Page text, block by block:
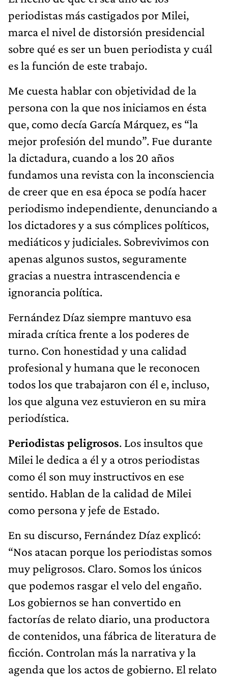
periodistas más castigados por Milei,
marca el nivel de distorsión presidencial
sobre qué es ser un buen periodista y cuál
es la función de este trabajo.
Me cuesta hablar con objetividad de la
persona con la que nos iniciamos en ésta
que, como decía García Márquez, es “la
mejor profesión del mundo”. Fue durante
la dictadura, cuando a los 20 años
fundamos una revista con la inconsciencia
de creer que en esa época se podía hacer
periodismo independiente, denunciando a
los dictadores y a sus cómplices políticos,
mediáticos y judiciales. Sobrevivimos con
apenas algunos sustos, seguramente
gracias a nuestra intrascendencia e
ignorancia política.
Fernández Díaz siempre mantuvo esa
mirada crítica frente a los poderes de
turno. Con honestidad y una calidad
profesional y humana que le reconocen
todos los que trabajaron con él e, incluso,
los que alguna vez estuvieron en su mira
periodística.
Periodistas peligrosos. Los insultos que
Milei le dedica a él y a otros periodistas
como él son muy instructivos en ese
sentido. Hablan de la calidad de Milei
como persona y jefe de Estado.
En su discurso, Fernández Díaz explicó:
“Nos atacan porque los periodistas somos
muy peligrosos. Claro. Somos los únicos
que podemos rasgar el velo del engaño.
Los gobiernos se han convertido en
factorías de relato diario, una productora
de contenidos, una fábrica de literatura de
ficción. Controlan más la narrativa y la
agenda que los actos de gobierno. El relato